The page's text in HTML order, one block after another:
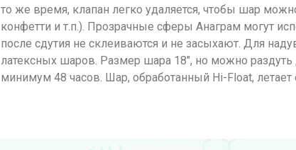
то же время, клапан легко удаляется, чтобы шар
конфетти и т.п.). Прозрачные сферы Анаграм могут
после сдутия не склеиваются и не засыхают. Для
латексных шаров. Размер шара 18″, но можно раздуть
минимум 48 часов. Шар, обработанный Hi-Float, летает